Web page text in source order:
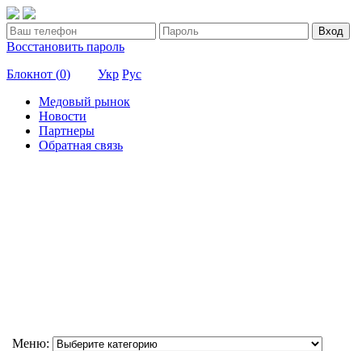
Вход
Восстановить пароль
Блокнот (0) Укр Рус
Медовый рынок
Новости
Партнеры
Обратная связь
Меню: